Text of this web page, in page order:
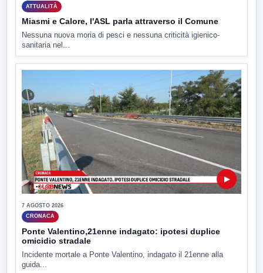
ATTUALITÀ
Miasmi e Calore, l'ASL parla attraverso il Comune
Nessuna nuova moria di pesci e nessuna criticità igienico-
sanitaria nel...
▶
7 AGOSTO 2026
CRONACA
Ponte Valentino,21enne indagato: ipotesi duplice
omicidio stradale
Incidente mortale a Ponte Valentino, indagato il 21enne alla
guida...